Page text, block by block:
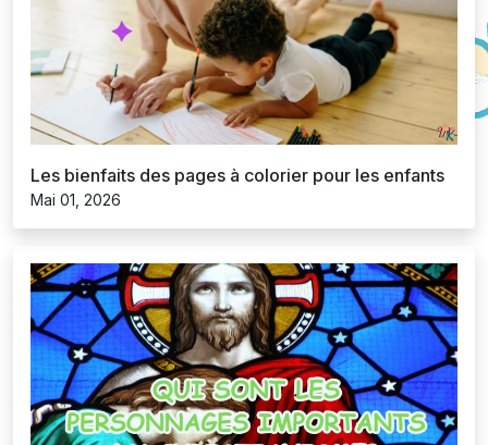
Les bienfaits des pages à colorier pour les enfants
Mai 01, 2026